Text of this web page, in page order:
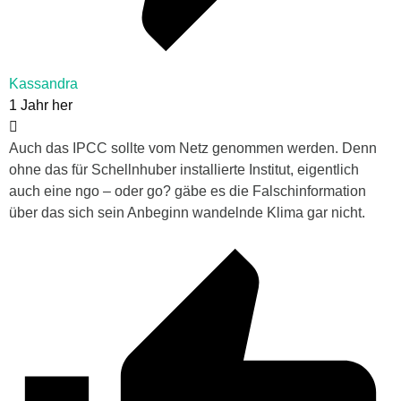
Kassandra
1 Jahr her
Auch das IPCC sollte vom Netz genommen werden. Denn
ohne das für Schellnhuber installierte Institut, eigentlich
auch eine ngo – oder go? gäbe es die Falschinformation
über das sich sein Anbeginn wandelnde Klima gar nicht.